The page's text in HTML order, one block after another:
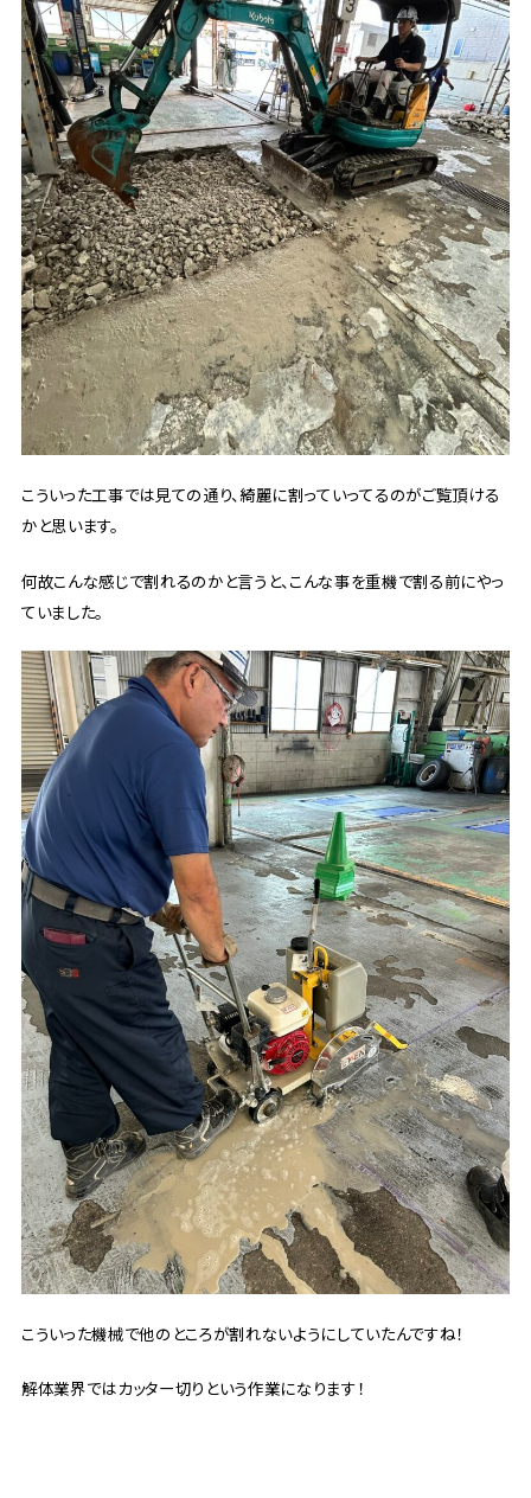
こういった工事では見ての通り、綺麗に割っていってるのがご覧頂ける
かと思います。
何故こんな感じで割れるのかと言うと、こんな事を重機で割る前にやっ
ていました。
こういった機械で他のところが割れないようにしていたんですね！
解体業界ではカッター切りという作業になります！